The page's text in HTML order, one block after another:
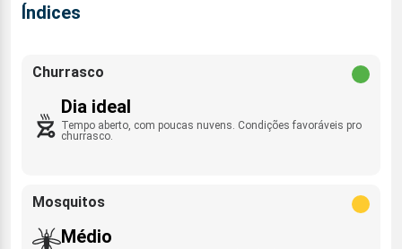
Rajada de vento
Índices
Churrasco
Dia ideal
Tempo aberto, com poucas nuvens. Condições favoráveis pro
churrasco.
Mosquitos
Médio